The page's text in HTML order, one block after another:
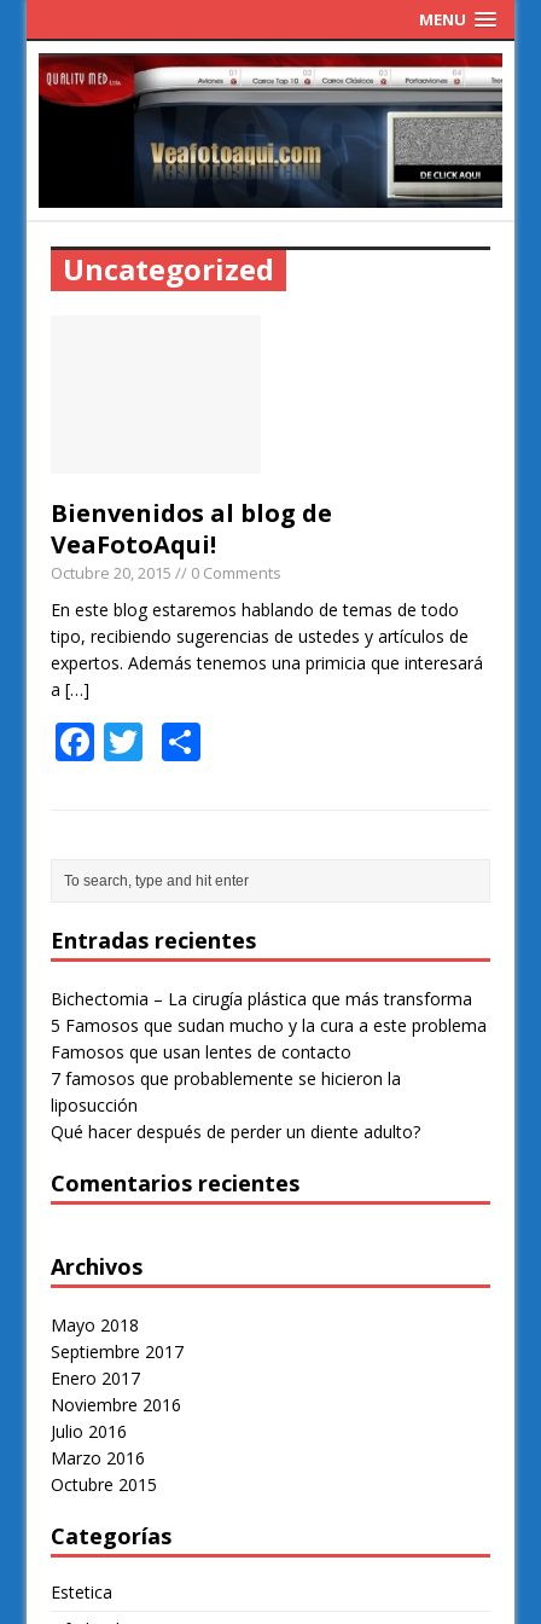
MENU
Uncategorized
Bienvenidos al blog de
VeaFotoAqui!
Octubre 20, 2015 // 0 Comments
En este blog estaremos hablando de temas de todo
tipo, recibiendo sugerencias de ustedes y artículos de
expertos. Además tenemos una primicia que interesará
a[…]
F
o
o
k
T
Entradas recientes
Bichectomia – La cirugía plástica que más transforma
5 Famosos que sudan mucho y la cura a este problema
Famosos que usan lentes de contacto
7 famosos que probablemente se hicieron la
liposucción
Qué hacer después de perder un diente adulto?
Comentarios recientes
Archivos
Mayo 2018
Septiembre 2017
Enero 2017
Noviembre 2016
Julio 2016
Marzo 2016
Octubre 2015
Categorías
Estetica